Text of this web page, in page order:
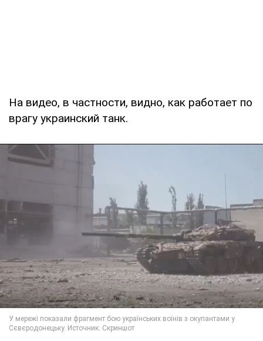
На видео, в частности, видно, как работает по
врагу украинский танк.